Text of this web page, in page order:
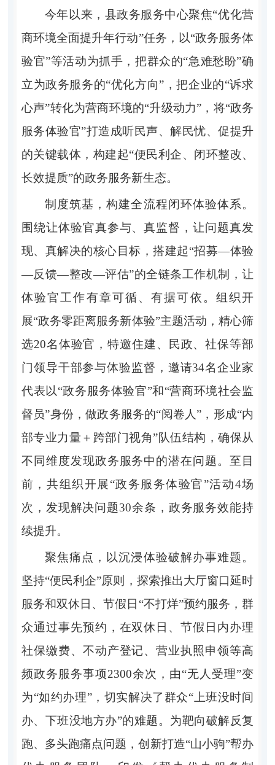
今年以来 ， 县政务服务中心聚焦“优化营
商环境全面提升年行动”任务，以“政务服务体
验官”等活动为抓手，把群众的“急难愁盼”确
立为政务服务的“优化方向” ，把企业的“诉求
心声”转化为营商环境的“升级动力” ，将“政务
服务体验官”打造成听民声、解民忧、促提升
的关键载体，构建起“便民利企、闭环整改、
长效提质”的政务服务新生态。
制度筑基，构建全流程闭环体验体系。
围绕让体验官真参与、真监督，让问题真发
现、真解决的核心目标，搭建起“招募—体验
—反馈—整改—评估”的全链条工作机制，让
体验官工作有章可循、有据可依。组织开
展“政务零距离服务新体验”主题活动，精心筛
选20名体验官，特邀住建、民政、社保等部
门领导干部参与体验监督， 邀请34名企业家
代表以“政务服务体验官”和“营商环境社会监
督员”身份，做政务服务的“阅卷人” ， 形成“内
部专业力量 ＋ 跨部门视角”队伍结构，确保从
不同维度发现政务服务中的潜在问题。至目
前，共组织开展“政务服务体验官”活动4场
次，发现解决问题30余条，政务服务效能持
续提升。
聚焦痛点，以沉浸体验破解办事难题。
坚持“便民利企”原则，探索推出大厅窗口延时
服务和双休日、节假日 “不打烊”预约服务 ， 群
众通过事先预约，在双休日、节假日内办理
社保缴费、不动产登记、营业执照申领等高
频政务服务事项2300余次，由“无人受理”变
为“如约办理”，切实解决了群众“ 上班没时间
办、下班没地方办”的难题。为靶向破解反复
跑、多头跑痛点问题，创新打造“山小驹”帮办